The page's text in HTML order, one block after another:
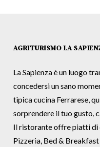
AGRITURISMO LA
La Sapienza è un luogo
concedersi un sano
tipica cucina Ferrarese,
sorprendere il tuo gusto,
Il ristorante offre piatti di
Pizzeria, Bed &